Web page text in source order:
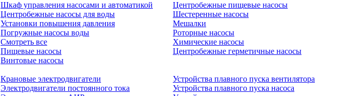
Шкаф управления насосами и автоматикой
Центробежные насосы для воды
Установки повышения давления
Погружные насосы воды
Смотреть все
Пищевые насосы
Винтовые насосы
Центробежные пищевые насосы
Шестеренные насосы
Мешалки
Роторные насосы
Химические насосы
Центробежные герметичные насосы
Крановые электродвигатели
Электродвигатели постоянного тока
Устройства плавного пуска вентилятора
Устройства плавного пуска насоса